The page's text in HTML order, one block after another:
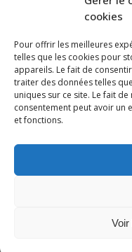
cookies
Pour offrir les meilleures
telles que les cookies pour
appareils. Le fait de
traiter des données telles
uniques sur ce site. Le fait
consentement peut avoir un
et fonctions.
Voir
Me BILLION-PORTE
1 Avenue de la
34000
04 99 62 19 01
09 82 63 51 79